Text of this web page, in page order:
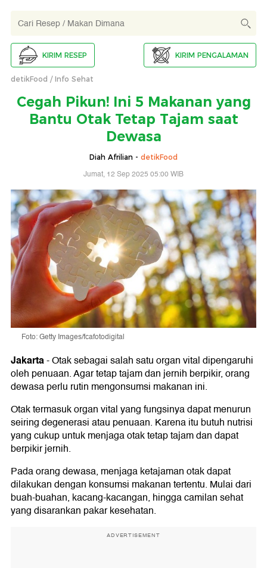
KIRIM RESEP KIRIM PENGALAMAN
detikFood Info Sehat
Cegah Pikun! Ini 5 Makanan yang
Bantu Otak Tetap Tajam saat
Dewasa
Diah Afrilian - detikFood
Jumat, 12 Sep 2025 05:00 WIB
Foto: Getty Images/fcafotodigital
Jakarta-Otak sebagai salah satu organ vital dipengaruhi
oleh penuaan. Agar tetap tajam dan jernih berpikir, orang
dewasa perlu rutin mengonsumsi makanan ini.
Otak termasuk organ vital yang fungsinya dapat menurun
seiring degenerasi atau penuaan. Karena itu butuh nutrisi
yang cukup untuk menjaga otak tetap tajam dan dapat
berpikir jernih.
Pada orang dewasa, menjaga ketajaman otak dapat
dilakukan dengan konsumsi makanan tertentu. Mulai dari
buah-buahan, kacang-kacangan, hingga camilan sehat
yang disarankan pakar kesehatan.
ADVERTISEMENT